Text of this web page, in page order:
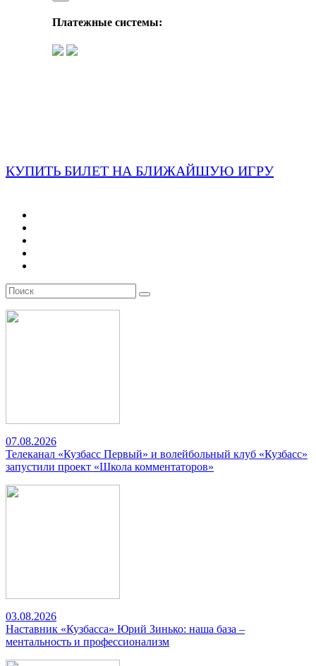
Платежные системы:
КУПИТЬ БИЛЕТ НА БЛИЖАЙШУЮ ИГРУ
07.08.2026
Телеканал «Кузбасс Первый» и волейбольный клуб «Кузбасс»
запустили проект «Школа комментаторов»
03.08.2026
Наставник «Кузбасса» Юрий Зинько: наша база –
ментальность и профессионализм